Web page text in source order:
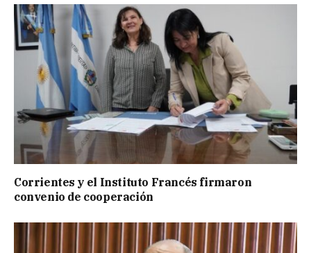
Corrientes y el Instituto Francés firmaron
convenio de cooperación